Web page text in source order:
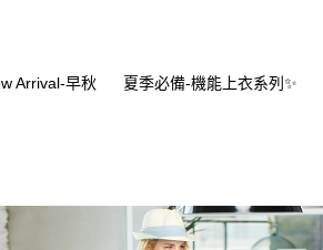
Arrival-早秋 夏季必備-機能上衣系列✨